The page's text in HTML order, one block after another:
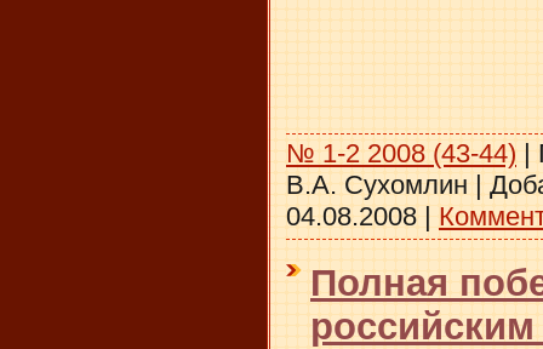
№ 1-2 2008 (43-44)
В.А. Сухомлин
04.08.2008
Полная